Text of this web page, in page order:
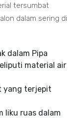
tersumbat
dalam sering di
dalam Pipa
material air
yang terjepit
liku ruas dalam